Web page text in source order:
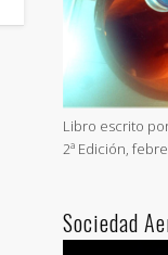
Libro escrito
2ª Edición,
Sociedad